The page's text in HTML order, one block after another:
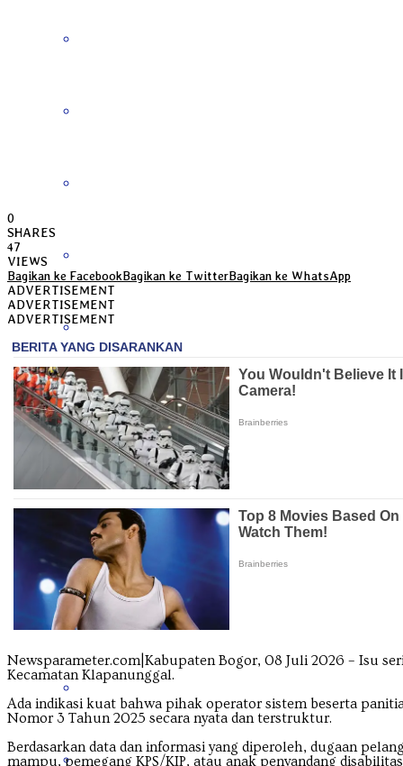
Kalimantan Selatan
Kalimantan Tengah
Kalimantan Timur
Kalimantan Utara
Kepulauan Riau
Lampung
Maluku
0
SHARES
47
VIEWS
Bagikan ke FacebookBagikan ke TwitterBagikan ke WhatsApp
ADVERTISEMENT
ADVERTISEMENT
ADVERTISEMENT
Newsparameter.com|Kabupaten Bogor, 08 Juli 2026 – Isu
Kecamatan Klapanunggal.
Ada indikasi kuat bahwa pihak operator sistem beserta
Nomor 3 Tahun 2025 secara nyata dan terstruktur.
Berdasarkan data dan informasi yang diperoleh, dugaan
mampu, pemegang KPS/KIP, atau anak penyandang